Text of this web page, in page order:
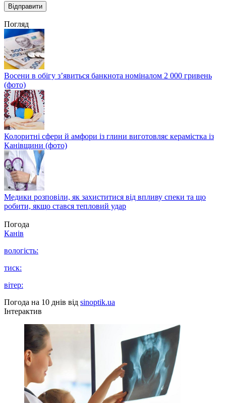
Погляд
Восени в обігу з’явиться банкнота номіналом 2 000 гривень
(фото)
Колоритні сфери й амфори із глини виготовляє керамістка із
Канівщини (фото)
Медики розповіли, як захиститися від впливу спеки та що
робити, якщо стався тепловий удар
Погода
Канів
вологість:
тиск:
вітер:
Погода на 10 днів від sinoptik.ua
Інтерактив